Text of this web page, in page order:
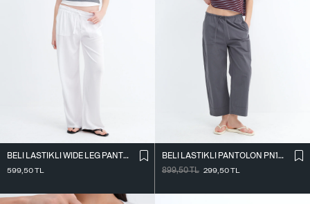
BELI LASTIKLI WIDE LEG PANTOLON PN2622
599,50TL
BELI LASTIKLI PANTOLON PN18178
899,50TL 299,50TL